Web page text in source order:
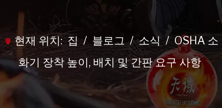
현재 위치:집 / 블로그 /소식 / OSHA 소
화기 장착 높이, 배치 및 간판 요구 사항